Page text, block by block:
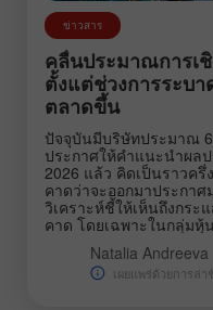
ข่าวสาร
คลื่นประมาณการเ
ตั้งแต่ช่วงการระบ
ตลาดขึ้น
ปัจจุบันมีบริษัทประมาณ
ประกาศให้คำแนะนำผล
2026 แล้ว คิดเป็นราวค
คาดว่าจะออกมาประกา
วิเคราะห์ชี้ให้เห็นถึงกระ
คาด โดยเฉพาะในกลุ่มหุ้
Natalia Andreeva
เผยแพร่ด้วยการล่า